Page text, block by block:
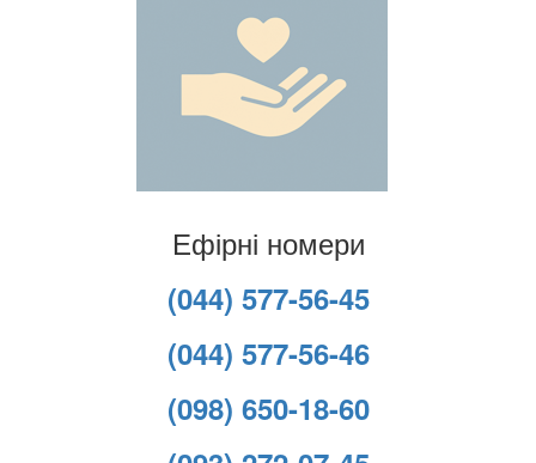
Ефірні номери
(044) 577-56-45
(044) 577-56-46
(098) 650-18-60